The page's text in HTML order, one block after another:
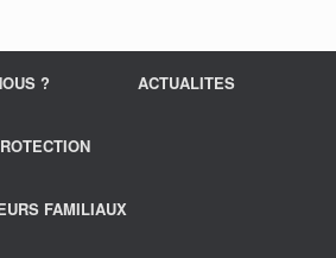
? ACTUALITES
FAMILIAUX